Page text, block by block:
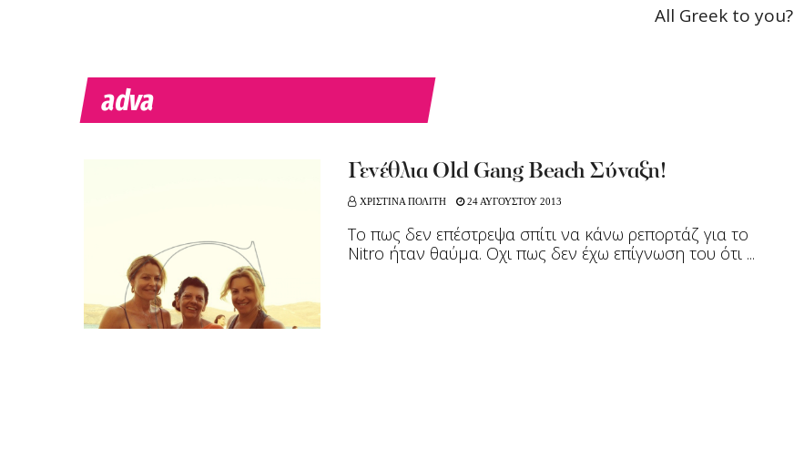
All Greek to you?
adva
Γενέθλια Old Gang Beach Σύναξη!
ΧΡΙΣΤΙΝΑ ΠΟΛΙΤΗ 24 ΑΥΓΟΥΣΤΟΥ 2013
To πως δεν επέστρεψα σπίτι να κάνω ρεπορτάζ για το
Νitro ήταν θαύμα. Οχι πως δεν έχω επίγνωση του ότι ...